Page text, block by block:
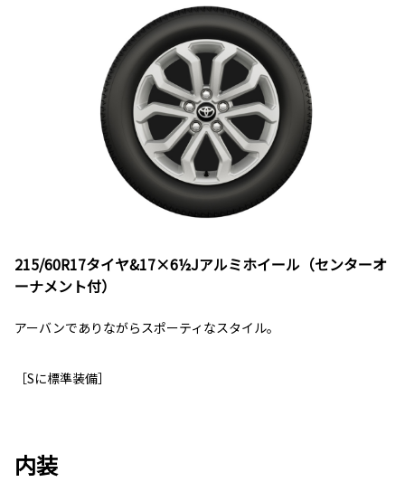
215/60R17タイヤ&17×6½Jアルミホイール（センターオ
ーナメント付）
アーバンでありながらスポーティなスタイル。
［Sに標準装備］
内装